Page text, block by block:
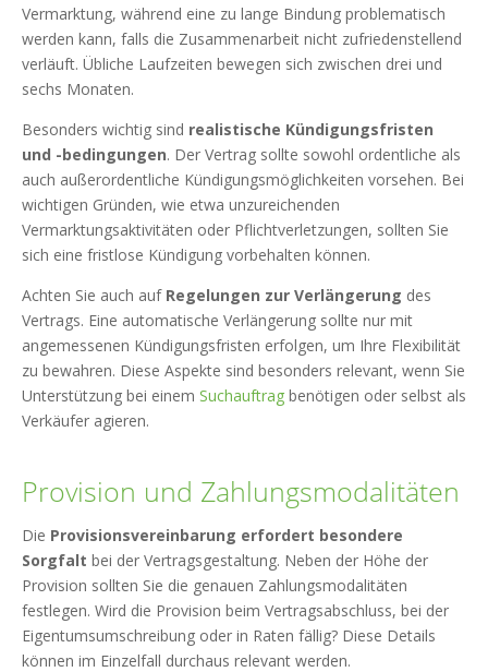
Vermarktung, während eine zu lange Bindung problematisch
werden kann, falls die Zusammenarbeit nicht zufriedenstellend
verläuft. Übliche Laufzeiten bewegen sich zwischen drei und
sechs Monaten.
Besonders wichtig sind realistische Kündigungsfristen
und -bedingungen. Der Vertrag sollte sowohl ordentliche als
auch außerordentliche Kündigungsmöglichkeiten vorsehen. Bei
wichtigen Gründen, wie etwa unzureichenden
Vermarktungsaktivitäten oder Pflichtverletzungen, sollten Sie
sich eine fristlose Kündigung vorbehalten können.
Achten Sie auch auf Regelungen zur Verlängerung des
Vertrags. Eine automatische Verlängerung sollte nur mit
angemessenen Kündigungsfristen erfolgen, um Ihre Flexibilität
zu bewahren. Diese Aspekte sind besonders relevant, wenn Sie
Unterstützung bei einem Suchauftrag benötigen oder selbst als
Verkäufer agieren.
Provision und Zahlungsmodalitäten
Die Provisionsvereinbarung erfordert besondere
Sorgfalt bei der Vertragsgestaltung. Neben der Höhe der
Provision sollten Sie die genauen Zahlungsmodalitäten
festlegen. Wird die Provision beim Vertragsabschluss, bei der
Eigentumsumschreibung oder in Raten fällig? Diese Details
können im Einzelfall durchaus relevant werden.